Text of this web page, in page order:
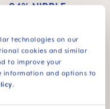
technologies on our
cookies and similar
to improve your
information and options to
.
94% NIPPLE
% accepterar
accepteras
av bebisar, för
välbekant känsla